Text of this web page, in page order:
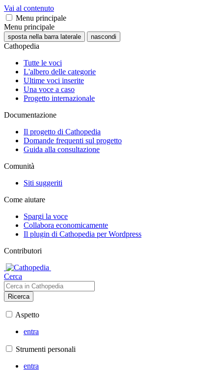
Vai al contenuto
Menu principale
Menu principale
sposta nella barra laterale nascondi
Cathopedia
Tutte le voci
L'albero delle categorie
Ultime voci inserite
Una voce a caso
Progetto internazionale
Documentazione
Il progetto di Cathopedia
Domande frequenti sul progetto
Guida alla consultazione
Comunità
Siti suggeriti
Come aiutare
Spargi la voce
Collabora economicamente
Il plugin di Cathopedia per Wordpress
Contributori
Cerca
Ricerca
Aspetto
entra
Strumenti personali
entra